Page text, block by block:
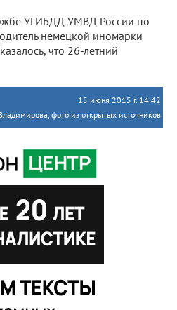
УГИБДД УМВД России по
немецкой иномарки
что 26-летний
15 июня 2015 г. 14:42
фото из открытых источников